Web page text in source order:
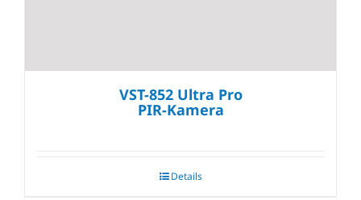
VST-852 Ultra Pro
PIR-Kamera
Details